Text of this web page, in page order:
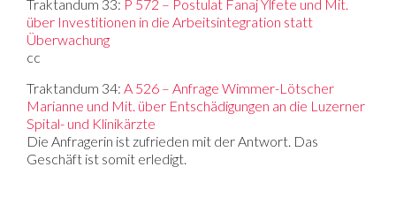
Traktandum 33: P 572 – Postulat Fanaj Ylfete und Mit.
über Investitionen in die Arbeitsintegration statt
Überwachung
cc
Traktandum 34: A 526 – Anfrage Wimmer-Lötscher
Marianne und Mit. über Entschädigungen an die Luzerner
Spital- und Klinikärzte
Die Anfragerin ist zufrieden mit der Antwort. Das
Geschäft ist somit erledigt.